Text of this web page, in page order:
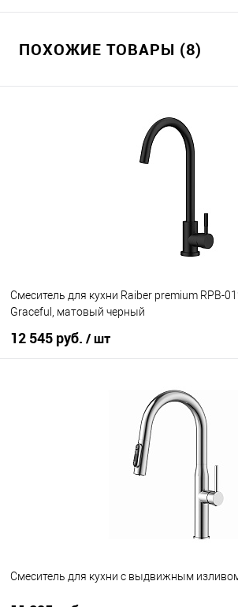
ПОХОЖИЕ ТОВАРЫ (8)
Cмеситель для кухни Raiber premium RPB-
Graceful, матовый черный
12 545 руб. / шт
Смеситель для кухни с выдвижным